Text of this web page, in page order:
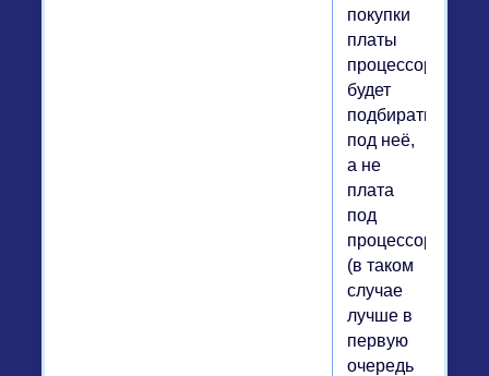
покупки
платы
процессор
будет
подбираться
под неё,
а не
плата
под
процессор
(в таком
случае
лучше в
первую
очередь